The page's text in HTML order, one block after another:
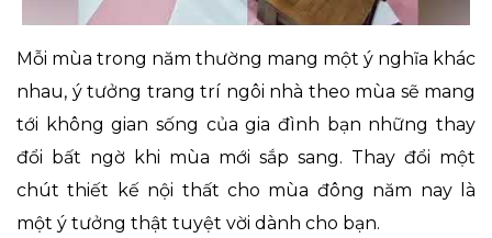
Mỗi mùa trong năm thường mang một ý nghĩa khác
nhau, ý tưởng trang trí ngôi nhà theo mùa sẽ mang
tới không gian sống của gia đình bạn những thay
đổi bất ngờ khi mùa mới sắp sang. Thay đổi một
chút thiết kế nội thất cho mùa đông năm nay là
một ý tưởng thật tuyệt vời dành cho bạn.